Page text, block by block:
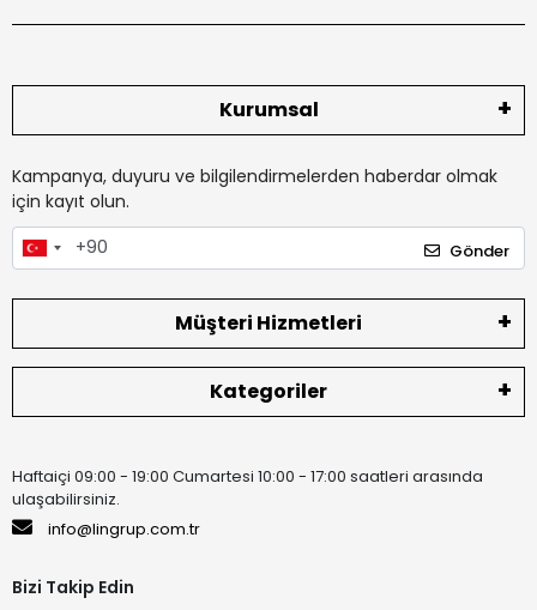
Kurumsal
Kampanya, duyuru ve bilgilendirmelerden haberdar olmak
için kayıt olun.
Gönder
Müşteri Hizmetleri
Kategoriler
Haftaiçi 09:00 - 19:00 Cumartesi 10:00 - 17:00 saatleri arasında
ulaşabilirsiniz.
info@lingrup.com.tr
Bizi Takip Edin